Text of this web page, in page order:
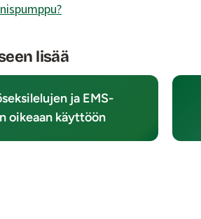
lisää
ja EMS-
oikeaan käyttöön